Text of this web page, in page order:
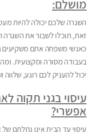
מושלם:
השגרה שלכם יכולה להיות
זאת, תוכלו לשבור את השגרה
כאנשי משפחה אתם משקיעים
בעבודה מסורה ומקצועית.
יכול להעניק לכם רוגע,
עיסוי בגני תקוה
אפשרי?
עיסוי עד הבית אינו נחלתם